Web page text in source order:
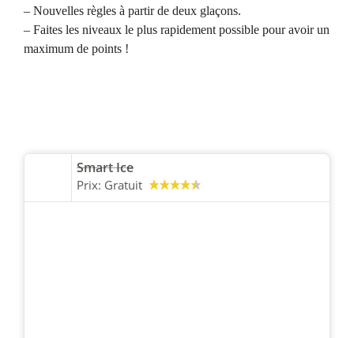
– Nouvelles règles à partir de deux glaçons.
– Faites les niveaux le plus rapidement possible pour avoir un
maximum de points !
Smart Ice
Prix: Gratuit